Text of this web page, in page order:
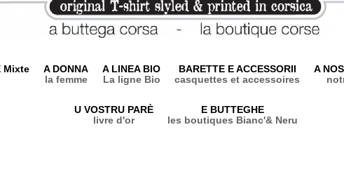
Mixte
A DONNA
la femme
A LINEA BIO
La ligne Bio
BARETTE E ACCESSORII
casquettes et accessoires
A
U VOSTRU PARÈ
livre d'or
E BUTTEGHE
les boutiques Bianc'& Neru